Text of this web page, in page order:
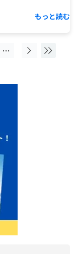
もっと読む
…